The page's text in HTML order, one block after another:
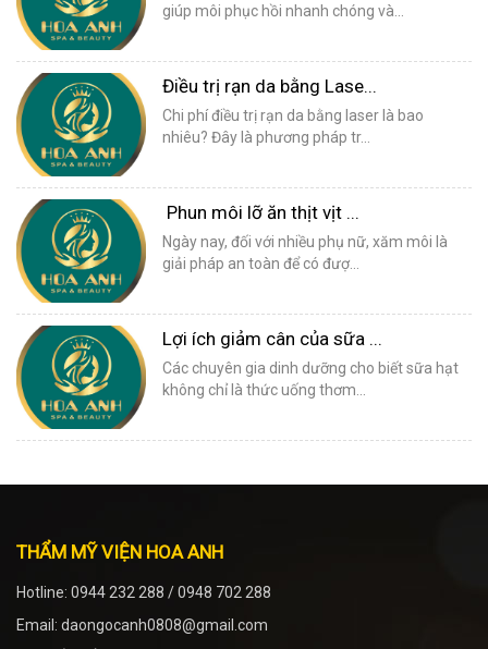
giúp môi phục hồi nhanh chóng và...
Điều trị rạn da bằng Lase...
Chi phí điều trị rạn da bằng laser là bao
nhiêu? Đây là phương pháp tr...
Phun môi lỡ ăn thịt vịt ...
Ngày nay, đối với nhiều phụ nữ, xăm môi là
giải pháp an toàn để có đượ...
Lợi ích giảm cân của sữa ...
Các chuyên gia dinh dưỡng cho biết sữa hạt
không chỉ là thức uống thơm...
THẨM MỸ VIỆN HOA ANH
Hotline: 0944 232 288 / 0948 702 288
Email: daongocanh0808@gmail.com